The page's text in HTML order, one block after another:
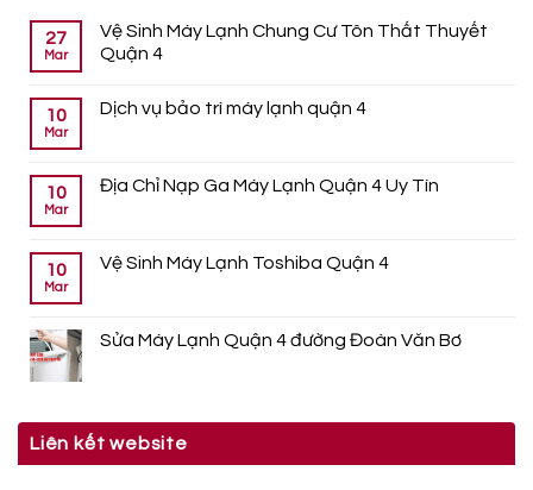
27
Mar
Vệ Sinh Máy Lạnh Chung Cư Tôn Thất Thuyết
Quận 4
10
Mar
Dịch vụ bảo trì máy lạnh quận 4
10
Mar
Địa Chỉ Nạp Ga Máy Lạnh Quận 4 Uy Tín
10
Mar
Vệ Sinh Máy Lạnh Toshiba Quận 4
Sửa Máy Lạnh Quận 4 đường Đoàn Văn Bơ
Liên kết website